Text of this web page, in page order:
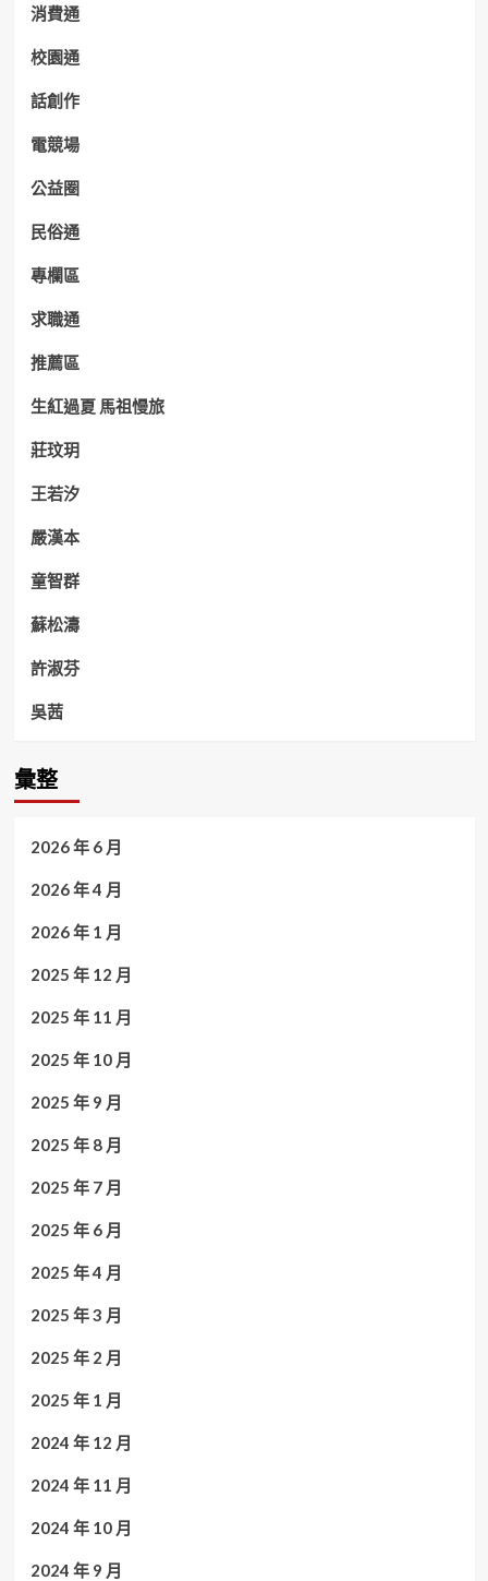
消費通
校園通
話創作
電競場
公益圈
民俗通
專欄區
求職通
推薦區
生紅過夏 馬祖慢旅
莊玟玥
王若汐
嚴漢本
童智群
蘇松濤
許淑芬
吳茜
彙整
2026 年 6 月
2026 年 4 月
2026 年 1 月
2025 年 12 月
2025 年 11 月
2025 年 10 月
2025 年 9 月
2025 年 8 月
2025 年 7 月
2025 年 6 月
2025 年 4 月
2025 年 3 月
2025 年 2 月
2025 年 1 月
2024 年 12 月
2024 年 11 月
2024 年 10 月
2024 年 9 月